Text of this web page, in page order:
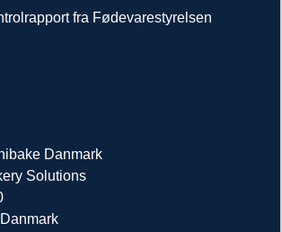
fra Fødevarestyrelsen
Danmark
Solutions